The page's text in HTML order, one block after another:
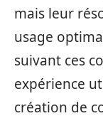
mais leur
usage
suivant ces
expérience
création de